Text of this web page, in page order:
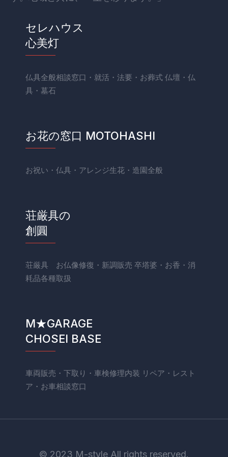
セレハウス
心美灯
仏具全般相談窓口・就活・法要・お葬式 仏壇・仏
具・墓石
お花の窓口 MOTOHASHI
お祝い・仏具・アレンジ生花・造園全般
荘厳具の
創圓
荘厳具 お仏像修復・新調販売 卒塔婆・お香・消
耗品各種取扱
M★GARAGE
CHOSEI BASE
車両販売・下取り・車検修理内装 リペア・レスト
ア・お車相談窓口
© 2023 M-style All rights reserved.